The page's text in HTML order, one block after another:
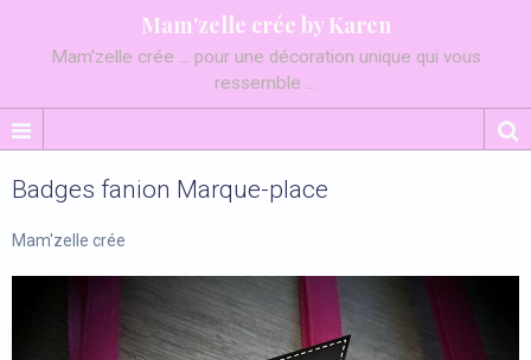
Mam'zelle crée by Karen
Mam'zelle crée ... pour une décoration unique qui vous
ressemble ...
Badges fanion Marque-place
Mam'zelle crée